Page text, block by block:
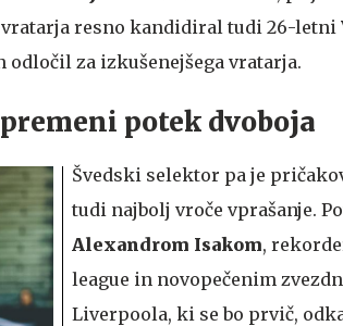
vratarja resno kandidiral tudi 26-letni
odločil za izkušenejšega vratarja.
potek dvoboja
Švedski selektor pa je
tudi najbolj vroče vprašanje.
Alexandrom Isakom,
league in novopečenim
Liverpoola, ki se bo prvič,